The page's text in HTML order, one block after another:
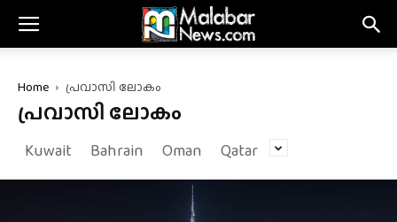
Home പ്രവാസി ലോകം
പ്രവാസി ലോകം
Kuwait Bahrain Oman Qatar